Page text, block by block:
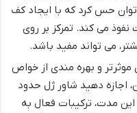
حس کرد که با ایجاد کف
می کند. تمرکز بر روی
می تواند مفید باشد.
موثرتر و بهره مندی از خواص
اجازه دهید شاور ژل حدود
مدت، ترکیبات فعال به